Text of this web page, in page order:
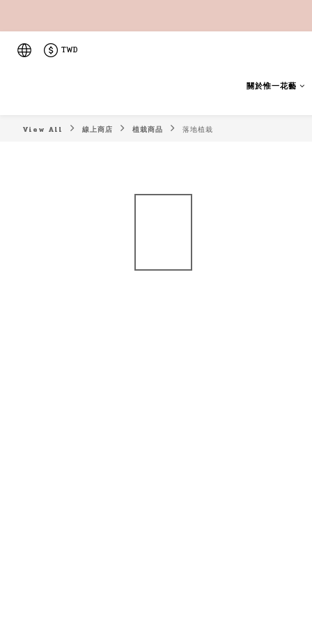
TWD
關於惟一花藝
View All 線上商店 植栽商品 落地植栽